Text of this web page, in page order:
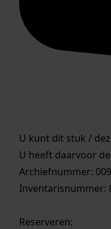
U kunt dit stuk /
U heeft daarvoor
Archiefnummer:
Inventarisnummer:
Reserveren: